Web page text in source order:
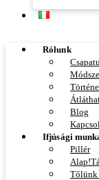
Rólunk
Blog
Ifjúsági
Pillér
Tőlünk